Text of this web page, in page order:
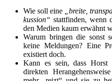
Wie soll eine
„brei­te,
kus­si­on“ statt­fin­den, wenn
den Medi­en kaum erwähnt
War­um brin­gen die sonst
kei­ne Mel­dun­gen? Eine
exis­tiert doch.
Kann es sein, dass Horst
direk­ten